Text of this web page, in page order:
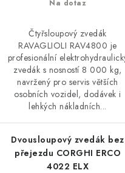
Na dotaz
Čtyřsloupový zvedák
RAVAGLIOLI RAV4800 je
profesionální
zvedák s nosností 8 000 kg,
navržený pro servis větších
osobních vozidel, dodávek i
lehkých nákladních...
Dvousloupový zvedák bez
přejezdu CORGHI ERCO
4022 ELX